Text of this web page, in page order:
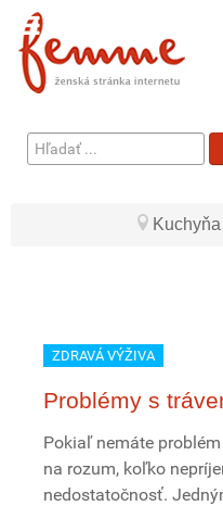
Hľadať
...
Kuchyňa
ZDRAVÁ VÝŽIVA
Problémy s
Pokiaľ nemáte
na rozum, koľko
nedostatočnosť.